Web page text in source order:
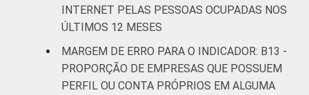
INTERNET PELAS PESSOAS OCUPADAS NOS
ÚLTIMOS 12 MESES
MARGEM DE ERRO PARA O INDICADOR: B13 -
PROPORÇÃO DE EMPRESAS QUE POSSUEM
PERFIL OU CONTA PRÓPRIOS EM ALGUMA